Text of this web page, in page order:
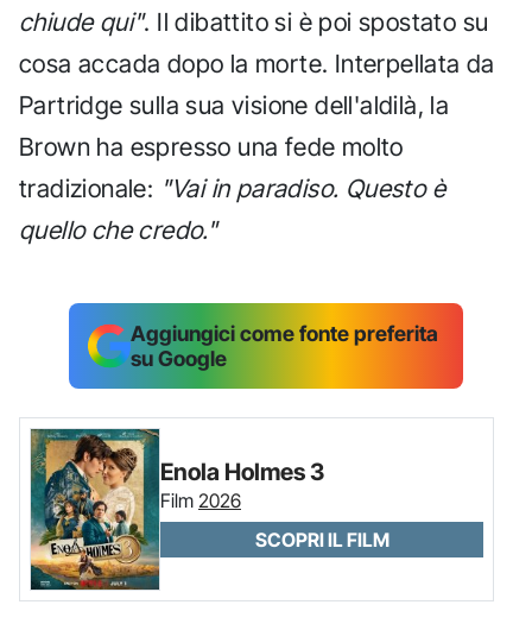
chiude qui". Il dibattito si è poi spostato su
cosa accada dopo la morte. Interpellata da
Partridge sulla sua visione dell'aldilà, la
Brown ha espresso una fede molto
tradizionale: "Vai in paradiso. Questo è
quello che credo."
Aggiungici come fonte preferita
su Google
Enola Holmes 3
Film 2026
SCOPRI IL FILM